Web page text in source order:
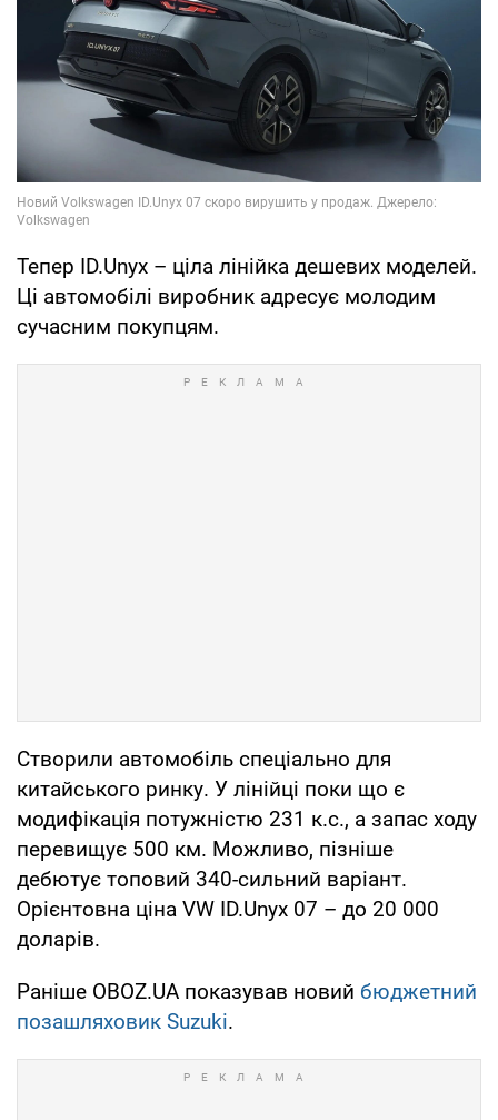
Тепер ID.Unyx – ціла лінійка дешевих моделей.
Ці автомобілі виробник адресує молодим
сучасним покупцям.
Створили автомобіль спеціально для
китайського ринку. У лінійці поки що є
модифікація потужністю 231 к.с., а запас ходу
перевищує 500 км. Можливо, пізніше
дебютує топовий 340-сильний варіант.
Орієнтовна ціна VW ID.Unyx 07 – до 20 000
доларів.
Раніше OBOZ.UA показував новий бюджетний
позашляховик Suzuki.